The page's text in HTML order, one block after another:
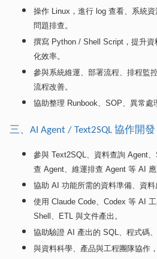
操作 Linux ，進行 log 查看、系統
問題排查。
撰寫 Python / Shell Script ，提升
化效率。
參與系統維運、部署流程、排程監控
流程改善。
協助整理 Runbook SOP 、異常
三、 AI Agent / Text2SQL 協作開發
參與 Text2SQL 、資料查詢 Agent
查 Agent 、維運排查 Agent 等 AI
協助 AI 功能所需的資料準備、資料
使用 Claude Code Codex 等 AI
Shell
ETL 與文件產出。
協助驗證 AI 產出的 SQL
、程式碼
與資料科學、產品與工程團隊協作